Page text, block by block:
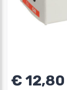
€ 12,80